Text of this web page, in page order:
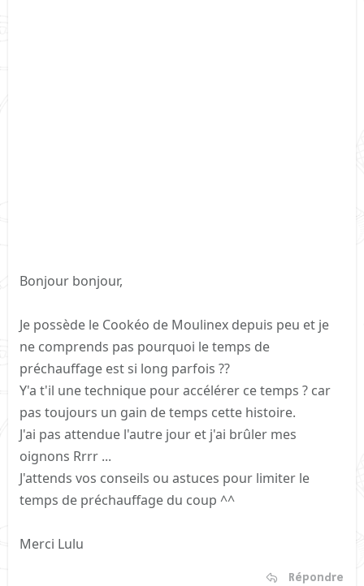
Bonjour bonjour,
Je possède le Cookéo de Moulinex depuis peu et je
ne comprends pas pourquoi le temps de
préchauffage est si long parfois ??
Y'a t'il une technique pour accélérer ce temps ? car
pas toujours un gain de temps cette histoire.
J'ai pas attendue l'autre jour et j'ai brûler mes
oignons Rrrr ...
J'attends vos conseils ou astuces pour limiter le
temps de préchauffage du coup ^^
Merci Lulu
Répondre